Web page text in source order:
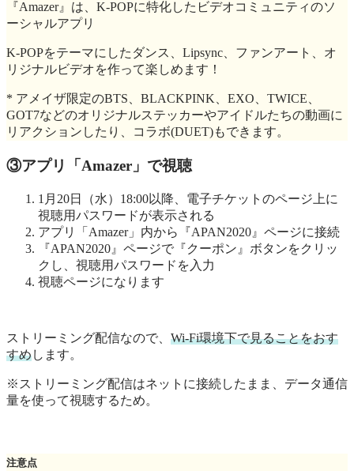
『Amazer』は、K-POPに特化したビデオコミュニティのソ
ーシャルアプリ
K-POPをテーマにしたダンス、Lipsync、ファンアート、オ
リジナルビデオを作って楽しめます！
* アメイザ限定のBTS、BLACKPINK、EXO、TWICE、
GOT7などのオリジナルステッカーやアイドルたちの動画に
リアクションしたり、コラボ(DUET)もできます。
③アプリ「Amazer」で視聴
1月20日（水）18:00以降、電子チケットのページ上に
視聴用パスワードが表示される
アプリ「Amazer」内から『APAN2020』ページに接続
『APAN2020』ページで『クーポン』ボタンをクリッ
クし、視聴用パスワードを入力
視聴ページになります
ストリーミング配信なので、 Wi-Fi環境下で見ることをおす
すめします。
※ストリーミング配信はネットに接続したまま、データ通信
量を使って視聴するため。
注意点